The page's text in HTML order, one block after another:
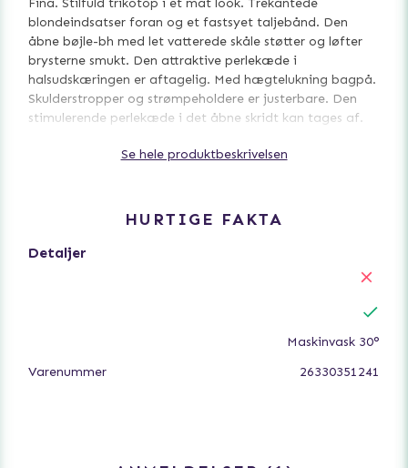
Fina. Stilfuld trikotop i et mat look. Trekantede
blondeindsatser foran og et fastsyet taljebånd. Den
åbne bøjle-bh med let vatterede skåle støtter og løfter
brysterne smukt. Den attraktive perlekæde i
halsudskæringen er aftagelig. Med hægtelukning bagpå.
Skulderstropper og strømpeholdere er justerbare. Den
stimulerende perlekæde i det åbne skridt kan tages af.
90 % polyester, 10 % elastan.Se hele produktbeskrivelsen
HURTIGE FAKTA
Detaljer
Maskinvask 30°
Varenummer
26330351241